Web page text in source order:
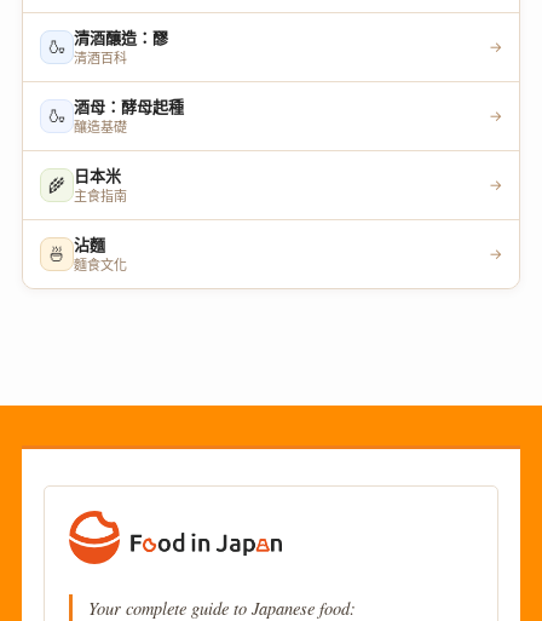
🍶 清酒釀造：醪
清酒百科
→
🍶 酒母：酵母起種
釀造基礎
→
🌾 日本米
主食指南
→
🍜 沾麵
麵食文化
→
Your complete guide to Japanese food: